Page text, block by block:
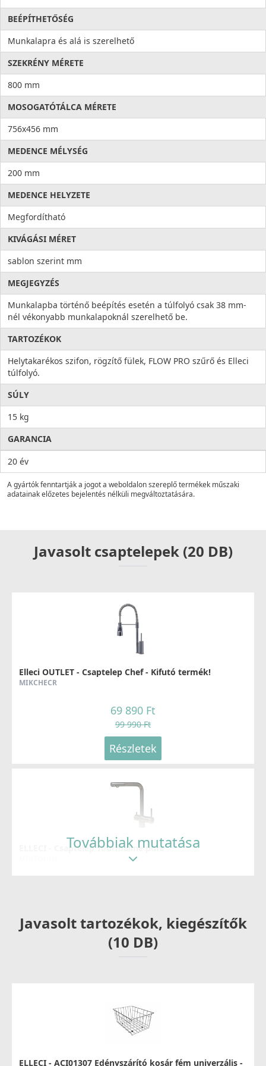
BEÉPÍTHETŐSÉG
Munkalapra és alá is szerelhető
SZEKRÉNY MÉRETE
800 mm
MOSOGATÓTÁLCA MÉRETE
756x456 mm
MEDENCE MÉLYSÉG
200 mm
MEDENCE HELYZETE
Megfordítható
KIVÁGÁSI MÉRET
sablon szerint mm
MEGJEGYZÉS
Munkalapba történő beépítés esetén a túlfolyó csak 38 mm-
nél vékonyabb munkalapoknál szerelhető be.
TARTOZÉKOK
Helytakarékos szifon, rögzítő fülek, FLOW PRO szűrő és Elleci
túlfolyó.
SÚLY
15 kg
GARANCIA
20 év
A gyártók fenntartják a jogot a weboldalon szereplő termékek műszaki
adatainak előzetes bejelentés nélküli megváltoztatására.
Javasolt csaptelepek (20 DB)
Elleci OUTLET - Csaptelep Chef - Kifutó termék!
MIKCHECR
69 890 Ft
99 990 Ft
Részletek
ELLECI - Csaptelep Tourmaline pure
ELLECI - Csaptelep Adige
Továbbiak mutatása
Javasolt tartozékok, kiegészítők
(10 DB)
ELLECI - ACI01307 Edényszárító kosár fém univerzális -